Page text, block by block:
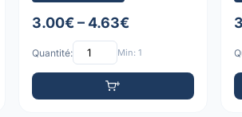
3.00€ – 4.63€
Quantité: Min: 1